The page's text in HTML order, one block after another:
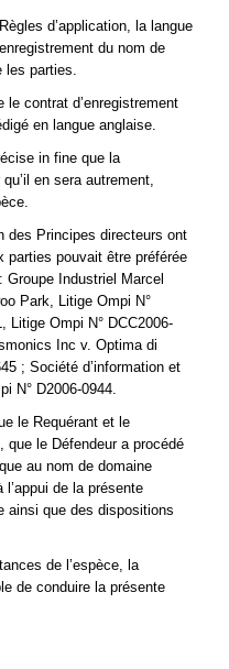
d’application, la langue
du nom de
les parties.
contrat d’enregistrement
en langue anglaise.
in fine que la
en sera autrement,
des Principes directeurs ont
parties pouvait être préférée
Groupe Industriel Marcel
Park, Litige Ompi N°
Litige Ompi N° DCC2006-
Inc v. Optima di
; Société d’information et
N° D2006-0944.
le Requérant et le
que le Défendeur a procédé
au nom de domaine
de la présente
ainsi que des dispositions
de l’espèce, la
de conduire la présente